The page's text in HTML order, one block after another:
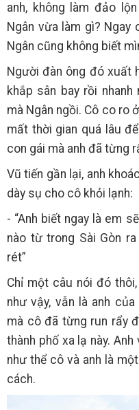
anh, không làm đảo
Ngân vừa làm gì?
Ngân cũng không biết
Người đàn ông đó xuất
khắp sân bay rồi
mà Ngân ngồi. Cô co ro
mất thời gian quá lâu
con gái mà anh đã từng
Vũ tiến gần lại, anh
dày sụ cho cô khỏi lạnh:
- “Anh biết ngay là em
nào từ trong Sài Gòn
rét”
Chỉ một câu nói đó
như vậy, vẫn là anh
mà cô đã từng run rẩy
thành phố xa lạ này.
như thể cô và anh là
cách.